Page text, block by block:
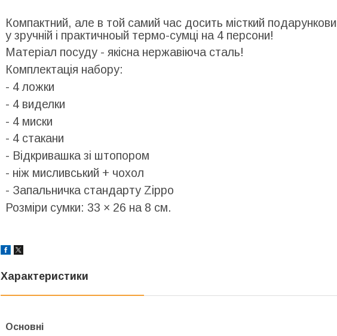
Компактний, але в той самий час досить місткий
у зручній і практичноый термо-сумці на 4 персони!
Матеріал посуду - якісна нержавіюча сталь!
Комплектація набору:
- 4 ложки
- 4 виделки
- 4 миски
- 4 стакани
- Відкривашка зі штопором
- ніж мисливський + чохол
- Запальничка стандарту Zippo
Розміри сумки: 33 × 26 на 8 см.
Характеристики
Основні